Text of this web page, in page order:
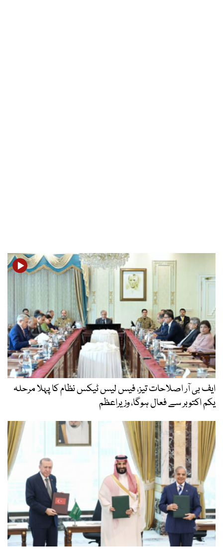
ایف بی آر اصلاحات تیز، فیس لیس ٹیکس نظام کا پہلا مرحلہ
یکم اکتوبر سے فعال ہوگا، وزیراعظم